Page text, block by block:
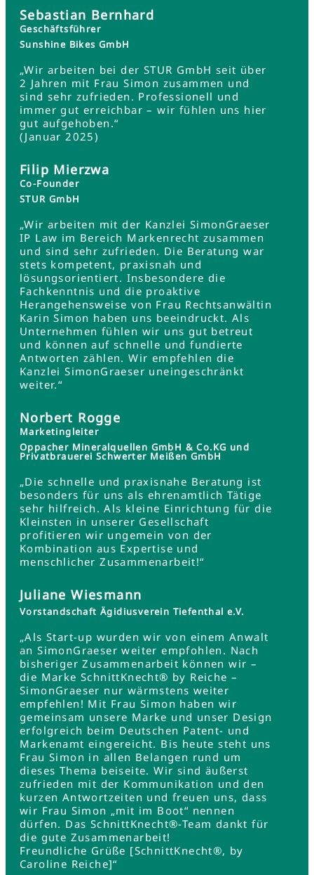
Sebastian Bernhard
Geschäftsführer
Sunshine Bikes GmbH
„Wir arbeiten bei der STUR GmbH seit über
2 Jahren mit Frau Simon zusammen und
sind sehr zufrieden. Professionell und
immer gut erreichbar – wir fühlen uns hier
gut aufgehoben.“
(Januar 2025)
Filip Mierzwa
Co-Founder
STUR GmbH
„Wir arbeiten mit der Kanzlei SimonGraeser
IP Law im Bereich Markenrecht zusammen
und sind sehr zufrieden. Die Beratung war
stets kompetent, praxisnah und
lösungsorientiert. Insbesondere die
Fachkenntnis und die proaktive
Herangehensweise von Frau Rechtsanwältin
Karin Simon haben uns beeindruckt. Als
Unternehmen fühlen wir uns gut betreut
und können auf schnelle und fundierte
Antworten zählen. Wir empfehlen die
Kanzlei SimonGraeser uneingeschränkt
weiter.“
Norbert Rogge
Marketingleiter
Oppacher Mineralquellen GmbH & Co.KG und
Privatbrauerei Schwerter Meißen GmbH
„Die schnelle und praxisnahe Beratung ist
besonders für uns als ehrenamtlich Tätige
sehr hilfreich. Als kleine Einrichtung für die
Kleinsten in unserer Gesellschaft
profitieren wir ungemein von der
Kombination aus Expertise und
menschlicher Zusammenarbeit!“
Juliane Wiesmann
Vorstandschaft Ägidiusverein Tiefenthal e.V.
„Als Start-up wurden wir von einem Anwalt
an SimonGraeser weiter empfohlen. Nach
bisheriger Zusammenarbeit können wir –
die Marke SchnittKnecht® by Reiche –
SimonGraeser nur wärmstens weiter
empfehlen! Mit Frau Simon haben wir
gemeinsam unsere Marke und unser Design
erfolgreich beim Deutschen Patent- und
Markenamt eingereicht. Bis heute steht uns
Frau Simon in allen Belangen rund um
dieses Thema beiseite. Wir sind äußerst
zufrieden mit der Kommunikation und den
kurzen Antwortzeiten und freuen uns, dass
wir Frau Simon „mit im Boot“ nennen
dürfen. Das SchnittKnecht®-Team dankt für
die gute Zusammenarbeit!
Freundliche Grüße [SchnittKnecht®, by
Caroline Reiche]“